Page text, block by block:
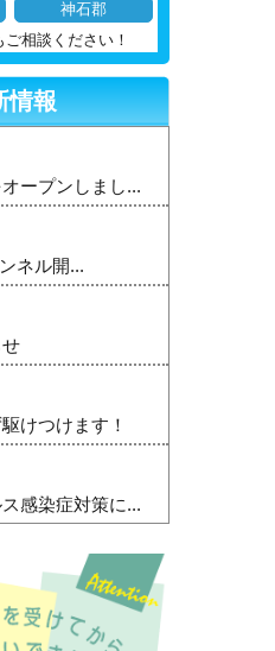
神石郡
相談ください！
情報
ープンしまし...
ネル開...
けつけます！
感染症対策に...